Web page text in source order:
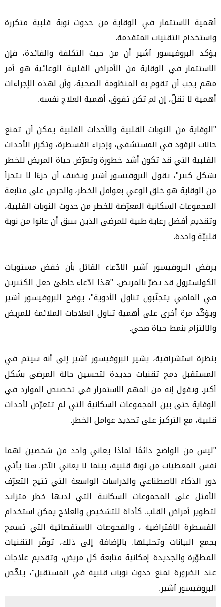
أهمية الاستثمار في الوقاية من حدوث نوبة قلبية متكررة
واستخدام التقنيات المتقدمة.
يؤكد البروفيسور آشير أن من حيث التكلفة والفائدة، فإن
الاستثمار في الوقاية من الأمراض القلبية الوعائية هو أمر
مهم يجب أن تقوم به المنظومة الصحية، وأن لهذه الإجراءات
أهمية لا تقلّ، إن لم تكن تفوق، أهمية العلاج نفسه.
"الوقاية من النوبات القلبية والأحداث القلبية يمكن أن تمنع
حالات الرقود في المستشفى، وإجراء القسطرة، وتكرار الأحداث
القلبية التي قد تكون أشد خطورة وتعرّض حياة المريض للخطر
بشكل كبير"، يقول البروفيسور آشير ويضيف أن جزءًا لا يتجزأ
من الوقاية هو خلق الوعي بعوامل الخطر، والحرص على متابعة
المجموعات السكانية المعرّضة للخطر من حدوث النوبات القلبية،
وتقديم أفضل رعاية طبية للمرضى الذين سبق أن عانوا من نوبة
قلبيّة واحدة.
يرفض البروفيسور آشير الادّعاء القائل بأن خفض مستويات
الكولسترول قد يضرّ بالمريض. "هذا ادّعاء خاطئ جعل الكثيرين
في الماضي يتجنّبون تناول الأدوية"، يوضح البروفيسور آشير
ويؤكّد مرة أخرى على أهمية تناول العلاجات الملائمة للمريض
والالتزام بنمط حياة صحي.
بنظرة استشرافية، يشير البروفيسور آشير إلى أنه سيتم في
المستقبل دمج تقنيات جديدة لتحسين حالة المرضى بشكل
أكبر. ويقول إنه من المهم الاستمرار في تخصيص الموارد في
الوقاية حتى بين المجموعات السكانية التي لم تتعرّض لأحداث
قلبية، مع التركيز على تحديد عوامل الخطر.
"ليس من الواضح دائمًا لماذا يعاني واحد من شخصين لهما
نفس المعطيات من نوبة قلبية، بينما لا يعاني الآخر. هنا يأتي
دور الذكاء الاصطناعي والدراسات الواسعة التي تتيح التعرّف
الأمثل على المجموعات السكانية التي لديها خطر متزايد
لتطوير أمراض القلب. كأداة للتشخيص والعلاج يمكن استخدام
القسطرة الافتراضية ، والفحوصات الاستقصائية التي تسمح
بجمع البيانات وتحليلها. بالإضافة إلى ذلك، توفّر التقنيات
المطوّرة والجديدة إمكانية متابعة كل مريض، وتقديم علاجات
عند الضرورة لمنع حدوث نوبات قلبية في المستقبل"، يلخّص
البروفيسور آشير.